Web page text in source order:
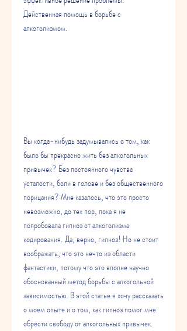
Действенная помощь в борьбе с
алкоголизмом.
Вы когда-нибудь задумывались о том, как
было бы прекрасно жить без алкогольных
привычек? Без постоянного чувства
усталости, боли в голове и без общественного
порицания? Мне казалось, что это просто
невозможно, до тех пор, пока я не
попробовала гипноз от алкоголизма
кодирования. Да, верно, гипноз! Но не стоит
воображать, что это нечто из области
фантастики, потому что это вполне научно
обоснованный метод борьбы с алкогольной
зависимостью. В этой статье я хочу рассказать
о моем опыте и о том, как гипноз помог мне
обрести свободу от алкогольных привычек.